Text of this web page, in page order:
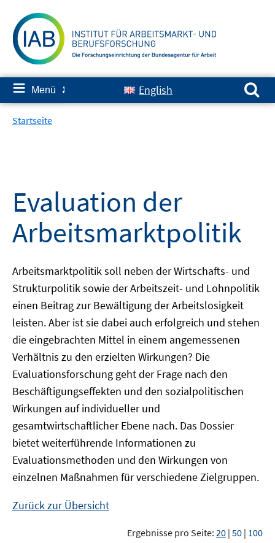
zum
Inhalt
≡ Menü ✘ English
Suchen nach:
Startseite
Evaluation der
Arbeitsmarktpolitik
Arbeitsmarktpolitik soll neben der Wirtschafts- und
Strukturpolitik sowie der Arbeitszeit- und Lohnpolitik
einen Beitrag zur Bewältigung der Arbeitslosigkeit
leisten. Aber ist sie dabei auch erfolgreich und stehen
die eingebrachten Mittel in einem angemessenen
Verhältnis zu den erzielten Wirkungen? Die
Evaluationsforschung geht der Frage nach den
Beschäftigungseffekten und den sozialpolitischen
Wirkungen auf individueller und
gesamtwirtschaftlicher Ebene nach. Das Dossier
bietet weiterführende Informationen zu
Evaluationsmethoden und den Wirkungen von
einzelnen Maßnahmen für verschiedene Zielgruppen.
Zurück zur Übersicht
Ergebnisse pro Seite: 20 | 50 | 100